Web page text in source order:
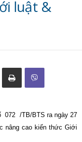
luật &
072 /TB/BTS ra ngày 27
nâng cao kiến thức Giới